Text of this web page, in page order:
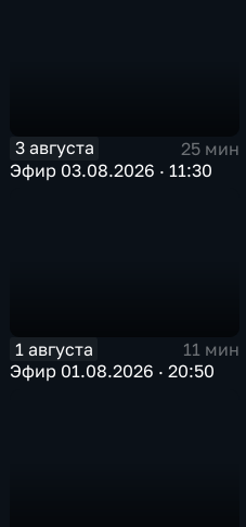
3 августа
25 мин
Эфир 03.08.2026 · 11:30
1 августа
11 мин
Эфир 01.08.2026 · 20:50